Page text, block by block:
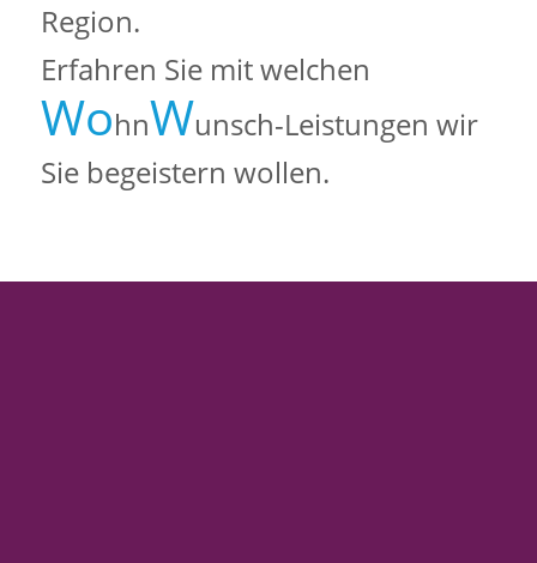
Region.
Erfahren Sie mit welchen
WohnWunsch-Leistungen wir
Sie begeistern wollen.